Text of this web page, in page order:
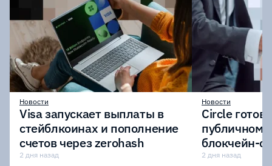
Новости
Visa запускает выплаты в
стейблкоинах и пополнение
счетов через zerohash
2 дня назад
Новости
Circle
публичному
блокчейн-
участии
2 дня назад